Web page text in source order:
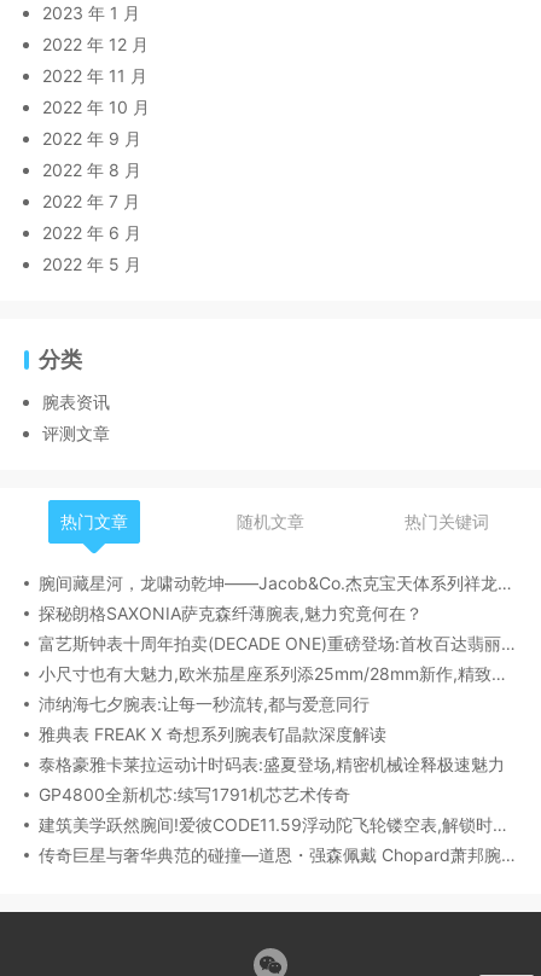
2023 年 1 月
2022 年 12 月
2022 年 11 月
2022 年 10 月
2022 年 9 月
2022 年 8 月
2022 年 7 月
2022 年 6 月
2022 年 5 月
分类
腕表资讯
评测文章
热门文章 随机文章 热门关键词
腕间藏星河，龙啸动乾坤——Jacob&Co.杰克宝天体系列祥龙款艺术腕表解析
探秘朗格SAXONIA萨克森纤薄腕表,魅力究竟何在？
富艺斯钟表十周年拍卖(DECADE ONE)重磅登场:首枚百达翡丽1518精钢腕表领衔呈献
小尺寸也有大魅力,欧米茄星座系列添25mm/28mm新作,精致感拉满
沛纳海七夕腕表:让每一秒流转,都与爱意同行
雅典表 FREAK X 奇想系列腕表钌晶款深度解读​
泰格豪雅卡莱拉运动计时码表:盛夏登场,精密机械诠释极速魅力
GP4800全新机芯:续写1791机芯艺术传奇
建筑美学跃然腕间!爱彼CODE11.59浮动陀飞轮镂空表,解锁时间律动新形态
传奇巨星与奢华典范的碰撞—道恩・强森佩戴 Chopard萧邦腕表珠宝亮相威尼斯电影节